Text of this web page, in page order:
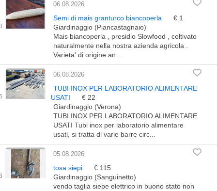
06.08.2026
Semi di mais granturco biancoperla
€ 1
Giardinaggio (Piancastagnaio)
Mais biancoperla , presidio Slowfood , coltivato
naturalmente nella nostra azienda agricola .
Varieta' di origine an...
06.08.2026
TUBI INOX PER LABORATORIO ALIMENTARE
USATI
€ 22
Giardinaggio (Verona)
TUBI INOX PER LABORATORIO ALIMENTARE
USATI Tubi inox per laboratorio alimentare
usati, si tratta di varie barre circ...
05.08.2026
tosa siepi
€ 115
Giardinaggio (Sanguinetto)
vendo taglia siepe elettrico in buono stato non